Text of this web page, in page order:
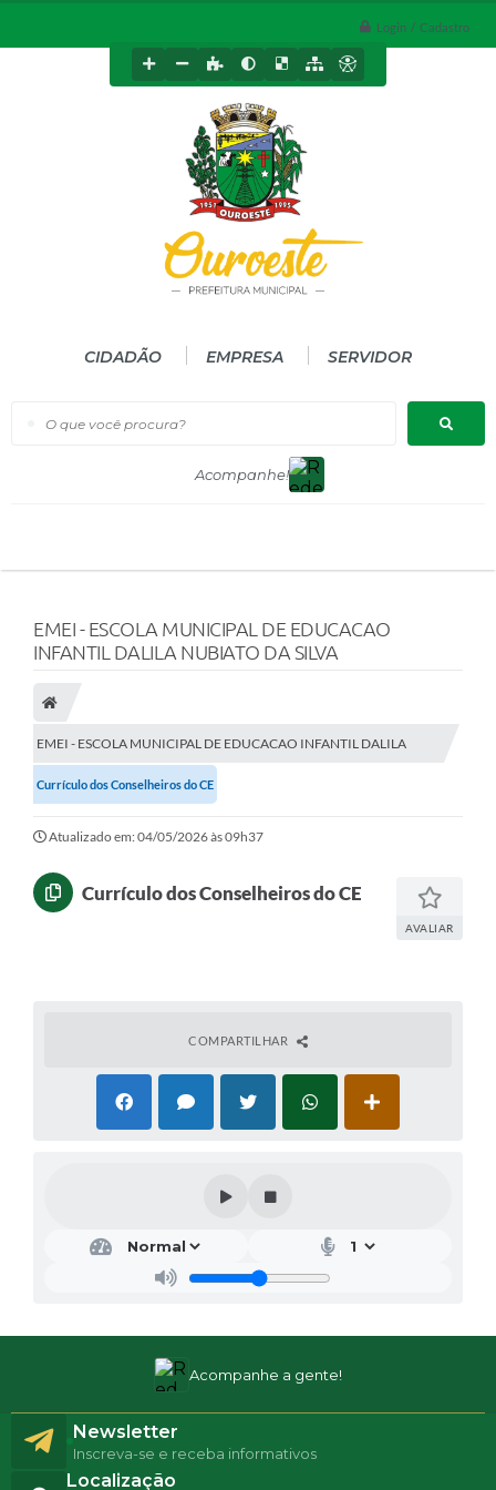
Login / Cadastro
O que você procura?
CIDADÃO EMPRESA SERVIDOR
EMEI - ESCOLA MUNICIPAL DE EDUCACAO
INFANTIL DALILA NUBIATO DA SILVA
EMEI - ESCOLA MUNICIPAL DE EDUCACAO INFANTIL DALILA
NUBIATO DA SILVA
Currículo dos Conselheiros do CE
Atualizado em: 04/05/2026 às 09h37
Currículo dos Conselheiros do CE
AVALIAR
COMPARTILHAR
Acompanhe a gente!
Localização
Newsletter
Inscreva-se e receba informativos